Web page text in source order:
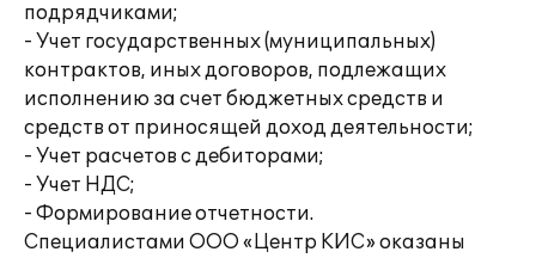
подрядчиками;
- Учет государственных (муниципальных)
контрактов, иных договоров, подлежащих
исполнению за счет бюджетных средств и
средств от приносящей доход деятельности;
- Учет расчетов с дебиторами;
- Учет НДС;
- Формирование отчетности.
Специалистами ООО «Центр КИС» оказаны